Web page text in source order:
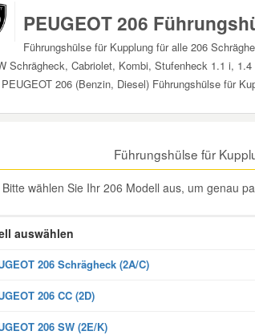
PEUGEOT 206
Führungshülse für Kupplung für alle 206
Schrägheck, Cabriolet, Kombi, Stufenheck 1.1 i,
206 (Benzin, Diesel) Führungshülse für
Führungshülse für
Bitte wählen Sie Ihr 206 Modell aus, um genau
auswählen
206 Schrägheck (2A/C)
206 CC (2D)
206 SW (2E/K)